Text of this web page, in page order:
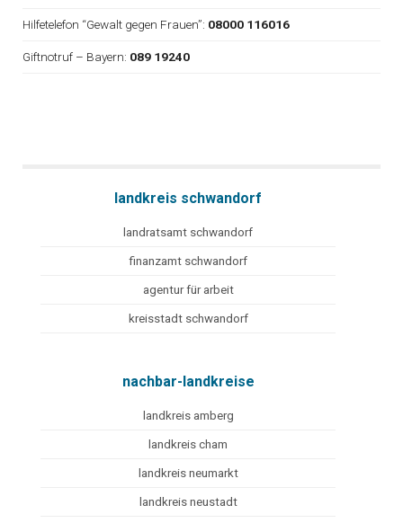
Hilfetelefon “Gewalt gegen Frauen”: 08000 116016
Giftnotruf – Bayern: 089 19240
landkreis schwandorf
landratsamt schwandorf
finanzamt schwandorf
agentur für arbeit
kreisstadt schwandorf
nachbar-landkreise
landkreis amberg
landkreis cham
landkreis neumarkt
landkreis neustadt